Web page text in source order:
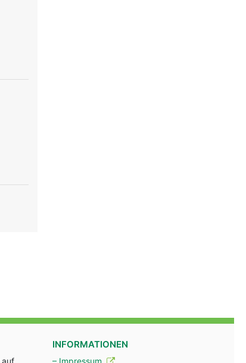
auf
INFORMATIONEN
– Impressum